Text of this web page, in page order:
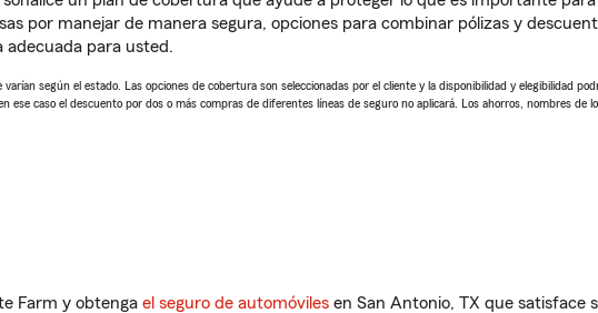
por manejar de manera segura, opciones para combinar pólizas y
adecuada para usted.
según el estado. Las opciones de cobertura son seleccionadas por el cliente y la disponibilidad y elegibilidad
ese caso el descuento por dos o más compras de diferentes líneas de seguro no aplicará. Los ahorros, nombres de
Farm y obtenga el seguro de automóviles en San Antonio, TX que satisface